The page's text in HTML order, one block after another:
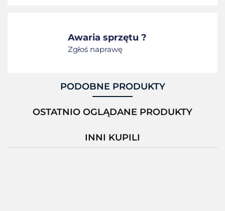
Awaria sprzętu ?
Zgłoś naprawę
PODOBNE PRODUKTY
OSTATNIO OGLĄDANE PRODUKTY
INNI KUPILI